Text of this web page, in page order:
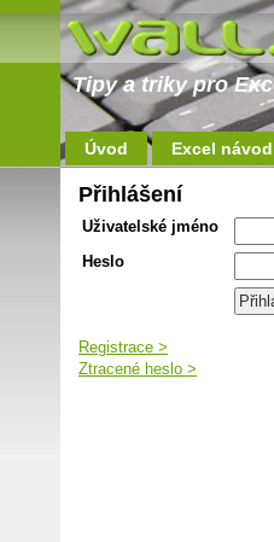
Tipy a triky pro
Úvod Excel návod
Přihlášení
Uživatelské jméno
Heslo
Registrace >
Ztracené heslo >